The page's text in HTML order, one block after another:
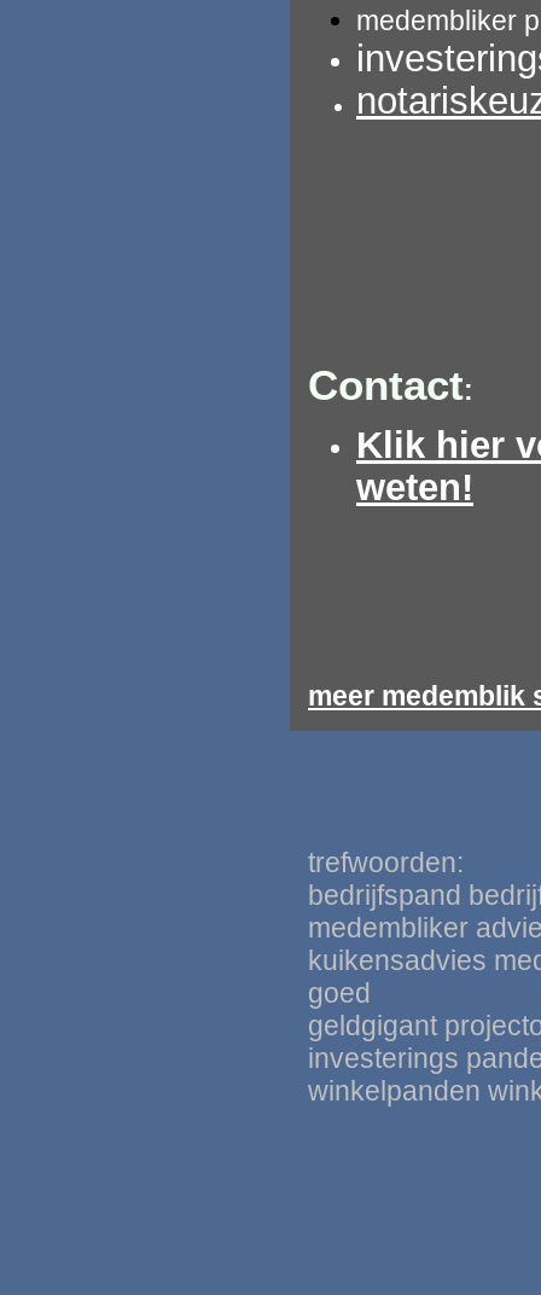
medembliker
Contact:
Klik hier
weten!
meer medemblik
trefwoorden:
bedrijfspand
medembliker
kuikensadvies
goed
geldgigant
investerings
winkelpanden